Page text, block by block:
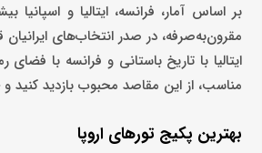
بر اساس آمار، فرانسه، ایتالیا و
مقرون‌به‌صرفه، در صدر انتخاب‌های ایرانیان
ایتالیا با تاریخ باستانی و فرانسه با
مناسب، از این مقاصد محبوب بازدید کنید و
بهترین پکیج تورهای اروپا